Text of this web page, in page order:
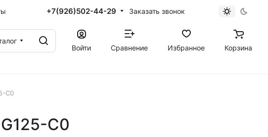
+7(926)502-44-29 Заказать звонок
Войти
Сравнение Избранное Корзина
C0
C0